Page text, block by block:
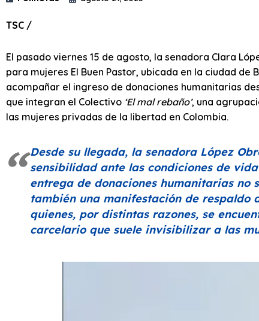
TSC /
El pasado viernes 15 de agosto, la senadora Clara
para mujeres El Buen Pastor, ubicada en la ciudad
acompañar el ingreso de donaciones humanitarias
que integran el Colectivo ‘El mal rebaño’, una
las mujeres privadas de la libertad en Colombia.
Desde su llegada, la senadora López
sensibilidad ante las condiciones de
entrega de donaciones humanitarias no
también una manifestación de
quienes, por distintas razones, se
carcelario que suele invisibilizar a las